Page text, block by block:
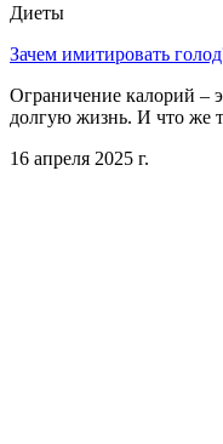
Диеты
Зачем имитировать
Ограничение калорий –
долгую жизнь. И что же
16 апреля 2025 г.